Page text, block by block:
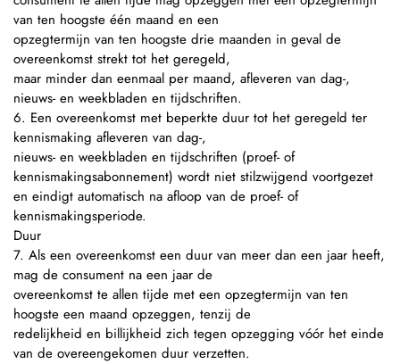
van ten hoogste één maand en een
opzegtermijn van ten hoogste drie maanden in geval de
overeenkomst strekt tot het geregeld,
maar minder dan eenmaal per maand, afleveren van dag-,
nieuws- en weekbladen en tijdschriften.
6. Een overeenkomst met beperkte duur tot het geregeld ter
kennismaking afleveren van dag-,
nieuws- en weekbladen en tijdschriften (proef- of
kennismakingsabonnement) wordt niet stilzwijgend voortgezet
en eindigt automatisch na afloop van de proef- of
kennismakingsperiode.
Duur
7. Als een overeenkomst een duur van meer dan een jaar heeft,
mag de consument na een jaar de
overeenkomst te allen tijde met een opzegtermijn van ten
hoogste een maand opzeggen, tenzij de
redelijkheid en billijkheid zich tegen opzegging vóór het einde
van de overeengekomen duur verzetten.